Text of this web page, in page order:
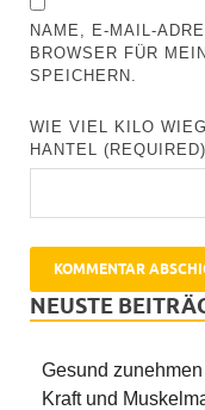
NAME, E-MAIL-
BROWSER FÜR
SPEICHERN.
WIE VIEL KILO
HANTEL (REQUIRED)
NEUSTE
Gesund
Kraft und